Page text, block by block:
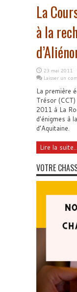
La
à la
23 mai 2011
Laisser un
La première
Trésor
2011 à La
d'énigmes à
d’Aquitaine.
Lire la suite...
VOTRE